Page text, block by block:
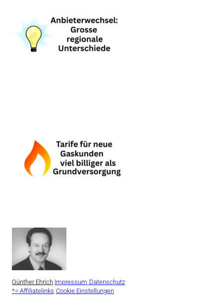
Günther Ehrich Impressum Datenschutz
*= Affiliatelinks Cookie Einstellungen